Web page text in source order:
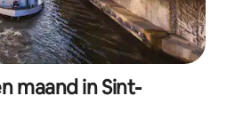
maand in Sint-